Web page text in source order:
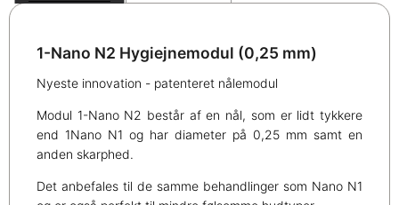
1-Nano N2 Hygiejnemodul (0,25 mm)
Nyeste innovation - patenteret nålemodul
Modul 1-Nano N2 består af en nål, som er lidt tykkere
end 1Nano N1 og har diameter på 0,25 mm samt en
anden skarphed.
Det anbefales til de samme behandlinger som Nano N1